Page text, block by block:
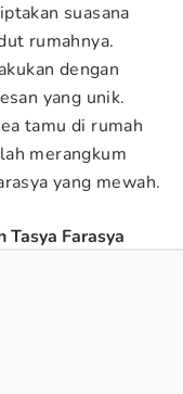
suasana
rumahnya.
dengan
yang unik.
tamu di rumah
merangkum
yang mewah.
Tasya Farasya